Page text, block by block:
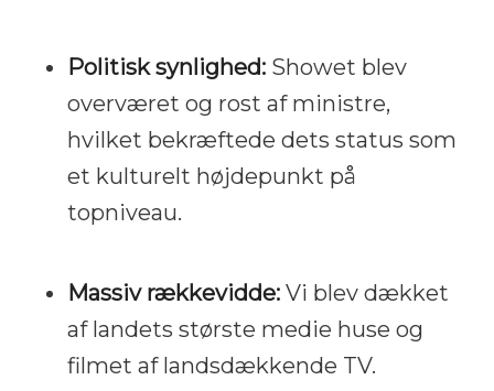
Politisk synlighed:Showet blev
overværet og rost af ministre,
hvilket bekræftede dets status som
et kulturelt højdepunkt på
topniveau.
Massiv rækkevidde:Vi blev dækket
af landets største medie huse og
filmet af landsdækkende TV.